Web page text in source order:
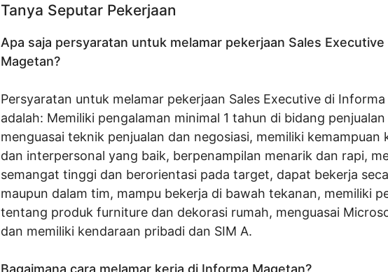
Tanya Seputar Pekerjaan
Apa saja persyaratan untuk melamar pekerjaan Sales
Magetan?
Persyaratan untuk melamar pekerjaan Sales Executive di
adalah: Memiliki pengalaman minimal 1 tahun di bidang penjualan
menguasai teknik penjualan dan negosiasi, memiliki kemampuan
dan interpersonal yang baik, berpenampilan menarik dan rapi,
semangat tinggi dan berorientasi pada target, dapat bekerja
maupun dalam tim, mampu bekerja di bawah tekanan, memiliki
tentang produk furniture dan dekorasi rumah, menguasai
dan memiliki kendaraan pribadi dan SIM A.
Bagaimana cara melamar kerja di Informa Magetan?